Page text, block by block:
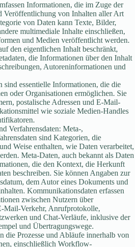
Informationen, die im Zuge der
Veröffentlichung von Inhalten aller Art
von Daten kann Texte, Bilder,
multimediale Inhalte einschließen,
und Medien veröffentlicht werden.
den eigentlichen Inhalt beschränkt,
die Informationen über den Inhalt
Autoreninformationen und
sind essentielle Informationen, die die
oder Organisationen ermöglichen. Sie
postalische Adressen und E-Mail-
wie soziale Medien-Handles
Verfahrensdaten: Meta-,
sind Kategorien, die
Weise enthalten, wie Daten verarbeitet,
Meta-Daten, auch bekannt als Daten
die den Kontext, die Herkunft
beschreiben. Sie können Angaben zur
dem Autor eines Dokuments und
Kommunikationsdaten erfassen
zwischen Nutzern über
Mail-Verkehr, Anrufprotokolle,
und Chat-Verläufe, inklusive der
und Übertragungswege.
die Prozesse und Abläufe innerhalb von
einschließlich Workflow-